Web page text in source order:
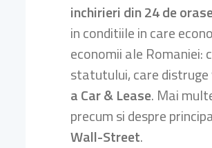
inchirieri din 24 de
in conditiile in care
economii ale Romaniei:
statutului, care distruge
a Car & Lease. Mai
precum si despre
Wall-Street.